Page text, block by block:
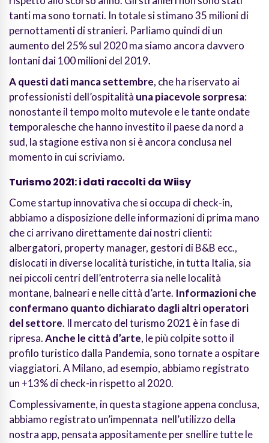
tanti ma sono tornati. In totale si stimano 35 milioni di
pernottamenti di stranieri. Parliamo quindi di un
aumento del 25% sul 2020 ma siamo ancora davvero
lontani dai 100 milioni del 2019.
A questi dati manca settembre, che ha riservato ai
professionisti dell’ospitalità una piacevole sorpresa:
nonostante il tempo molto mutevole e le tante ondate
temporalesche che hanno investito il paese da nord a
sud, la stagione estiva non si è ancora conclusa nel
momento in cui scriviamo.
Turismo 2021: i dati raccolti da Wiisy
Come startup innovativa che si occupa di check-in,
abbiamo a disposizione delle informazioni di prima mano
che ci arrivano direttamente dai nostri clienti:
albergatori, property manager, gestori di B&B ecc.,
dislocati in diverse località turistiche, in tutta Italia, sia
nei piccoli centri dell’entroterra sia nelle località
montane, balneari e nelle città d’arte. Informazioni che
confermano quanto dichiarato dagli altri operatori
del settore. Il mercato del turismo 2021 è in fase di
ripresa.Anche le città d’arte, le più colpite sotto il
profilo turistico dalla Pandemia, sono tornate a ospitare
viaggiatori. A Milano, ad esempio, abbiamo registrato
un +13% di check-in rispetto al 2020.
Complessivamente, in questa stagione appena conclusa,
abbiamo registrato un’impennata nell’utilizzo della
nostra app, pensata appositamente per snellire tutte le